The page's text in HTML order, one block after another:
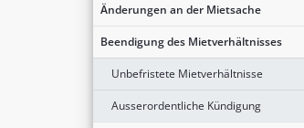
Änderungen an der Mietsache
Beendigung des Mietverhältnisses
Unbefristete Mietverhältnisse
Ausserordentliche Kündigung